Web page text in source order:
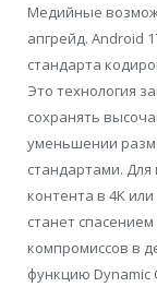
Медийные
апгрейд. Android
стандарта
Это технология
сохранять
уменьшении
стандартами.
контента в 4K
станет
компромиссов в
функцию Dynamic